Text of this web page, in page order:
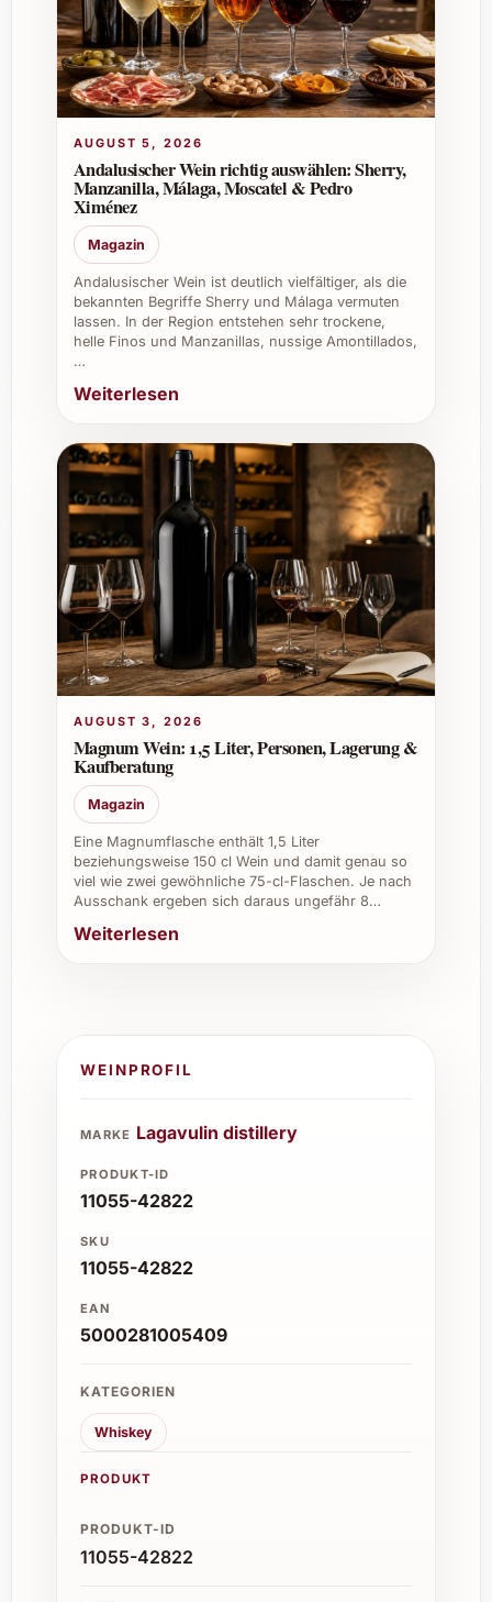
man den intensiven Geschmack
geniessen möchte
Bereichert die Auswahl in
gastronomischen Betrieben, Weinkellern
Sorgt für eine besondere Atmosphäre
bei genussvollen Momenten zu Hause
Mit Lagavulin 16 Jahre Single Malt Scotch
Whisky 70 cl holen Sie sich einen Schatz aus
Schottland ins Glas. Erleben Sie rauchige
Tiefe und sanfte Süße – ein Genuss, der zum
Verweilen einlädt und besondere
Gelegenheiten unvergesslich macht. Lassen
Sie sich von diesem außergewöhnlichen
AUGUST 5, 2026
Andalusischer Wein richtig auswählen: Sherry,
Manzanilla, Málaga, Moscatel & Pedro
Ximénez
Magazin
Andalusischer Wein ist deutlich vielfältiger, als die
bekannten Begriffe Sherry und Málaga vermuten
lassen. In der Region entstehen sehr trockene,
helle Finos und Manzanillas, nussige Amontillados,
…
Weiterlesen
AUGUST 3, 2026
Magnum Wein: 1,5 Liter, Personen, Lagerung &
Kaufberatung
Magazin
Eine Magnumflasche enthält 1,5 Liter
beziehungsweise 150 cl Wein und damit genau so
viel wie zwei gewöhnliche 75-cl-Flaschen. Je nach
Ausschank ergeben sich daraus ungefähr 8…
Weiterlesen
WEINPROFIL
MARKE Lagavulin distillery
PRODUKT-ID
11055-42822
SKU
11055-42822
EAN
5000281005409
KATEGORIEN
Whiskey
PRODUKT
PRODUKT-ID
11055-42822